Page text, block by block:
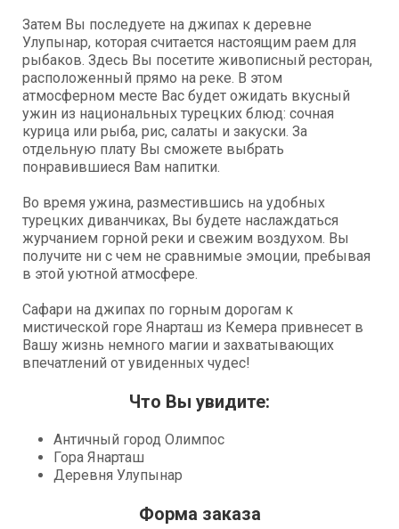
Затем Вы последуете на джипах к деревне
Улупынар, которая считается настоящим раем для
рыбаков. Здесь Вы посетите живописный ресторан,
расположенный прямо на реке. В этом
атмосферном месте Вас будет ожидать вкусный
ужин из национальных турецких блюд: сочная
курица или рыба, рис, салаты и закуски. За
отдельную плату Вы сможете выбрать
понравившиеся Вам напитки.
Во время ужина, разместившись на удобных
турецких диванчиках, Вы будете наслаждаться
журчанием горной реки и свежим воздухом. Вы
получите ни с чем не сравнимые эмоции, пребывая
в этой уютной атмосфере.
Сафари на джипах по горным дорогам к
мистической горе Янарташ из Кемера привнесет в
Вашу жизнь немного магии и захватывающих
впечатлений от увиденных чудес!
Что Вы увидите:
Античный город Олимпос
Гора Янарташ
Деревня Улупынар
Форма заказа